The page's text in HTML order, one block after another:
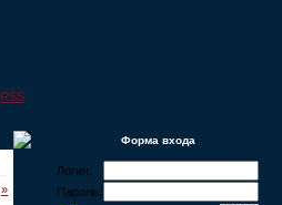
RSS
»
Форма входа
Логин:
Пароль: